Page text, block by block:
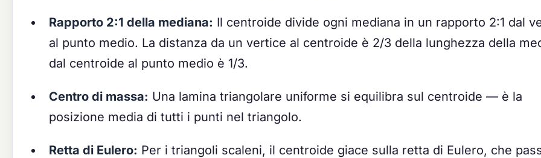
Rapporto 2:1 della mediana: Il centroide divide ogni mediana in un rapporto 2:1 dal
al punto medio. La distanza da un vertice al centroide è 2/3 della lunghezza della
dal centroide al punto medio è 1/3.
Centro di massa: Una lamina triangolare uniforme si equilibra sul centroide — è la
posizione media di tutti i punti nel triangolo.
Retta di Eulero: Per i triangoli scaleni, il centroide giace sulla retta di Eulero, che